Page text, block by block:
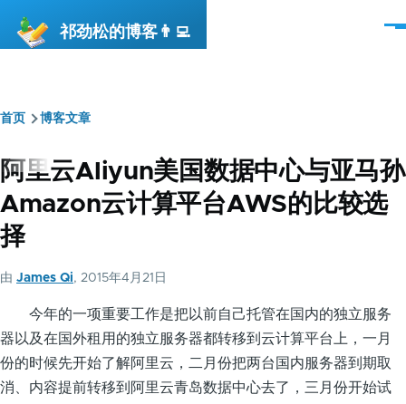
祁劲松的博客👨‍💻
菜
面
包
屑
首页 博客文章
阿里云Aliyun美国数据中心与亚马孙
Amazon云计算平台AWS的比较选
择
由 James Qi, 2015年4月21日
今年的一项重要工作是把以前自己托管在国内的独立服务
器以及在国外租用的独立服务器都转移到云计算平台上，一月
份的时候先开始了解阿里云，二月份把两台国内服务器到期取
消、内容提前转移到阿里云青岛数据中心去了，三月份开始试